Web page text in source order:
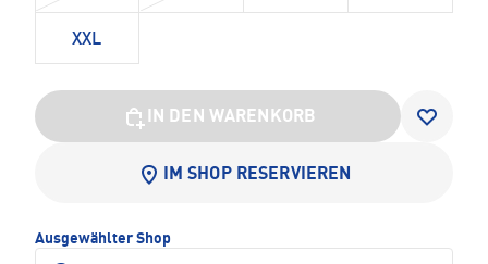
XXL
IN DEN WARENKORB
IM SHOP RESERVIEREN
Ausgewählter Shop